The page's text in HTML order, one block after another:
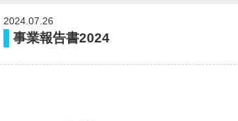
2024.07.26
事業報告書2024